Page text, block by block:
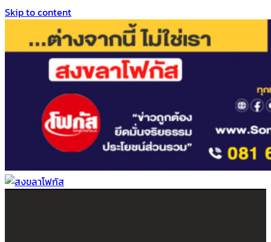
Skip to content